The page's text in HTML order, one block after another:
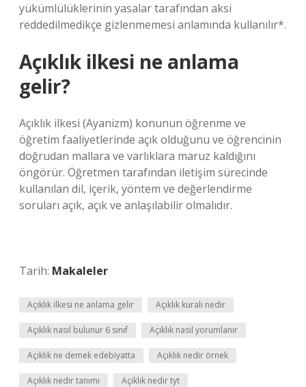
yükümlülüklerinin yasalar tarafından aksi
reddedilmedikçe gizlenmemesi anlamında kullanılır*.
Açıklık ilkesi ne anlama
gelir?
Açıklık ilkesi (Ayanizm) konunun öğrenme ve
öğretim faaliyetlerinde açık olduğunu ve öğrencinin
doğrudan mallara ve varlıklara maruz kaldığını
öngörür. Öğretmen tarafından iletişim sürecinde
kullanılan dil, içerik, yöntem ve değerlendirme
soruları açık, açık ve anlaşılabilir olmalıdır.
Tarih: Makaleler
Açıklık ilkesi ne anlama gelir Açıklık kuralı nedir
Açıklık nasıl bulunur 6 sınıf Açıklık nasıl yorumlanır
Açıklık ne demek edebiyatta Açıklık nedir örnek
Açıklık nedir tanımı Açıklık nedir tyt